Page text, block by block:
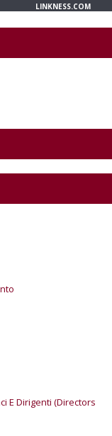
LINKNESS.COM
E Dirigenti (Directors